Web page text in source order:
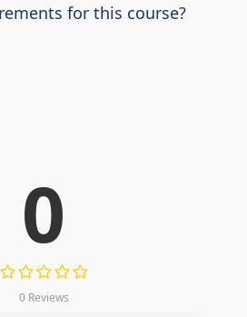
for this course?
0
0 Reviews